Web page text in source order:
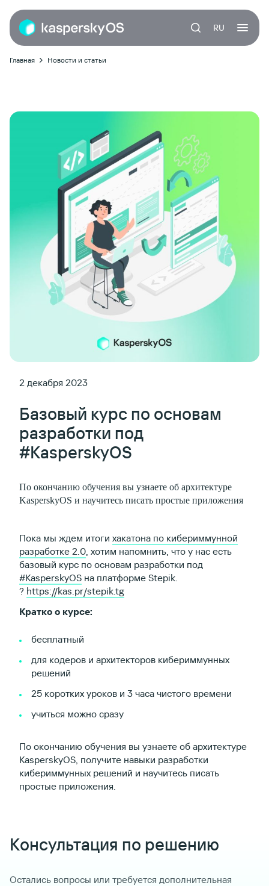
RU
Главная Новости и статьи
2 декабря 2023
Базовый курс по основам
разработки под
#KasperskyOS
По окончанию обучения вы узнаете об архитектуре
KasperskyOS и научитесь писать простые приложения
Пока мы ждем итоги хакатона по кибериммунной
разработке 2.0, хотим напомнить, что у нас есть
базовый курс по основам разработки под
#KasperskyOS на платформе Stepik.
? https://kas.pr/stepik.tg
Кратко о курсе:
бесплатный
для кодеров и архитекторов кибериммунных
решений
25 коротких уроков и 3 часа чистого времени
учиться можно сразу
По окончанию обучения вы узнаете об архитектуре
KasperskyOS, получите навыки разработки
кибериммунных решений и научитесь писать
простые приложения.
Консультация по решению
Остались вопросы или требуется дополнительная